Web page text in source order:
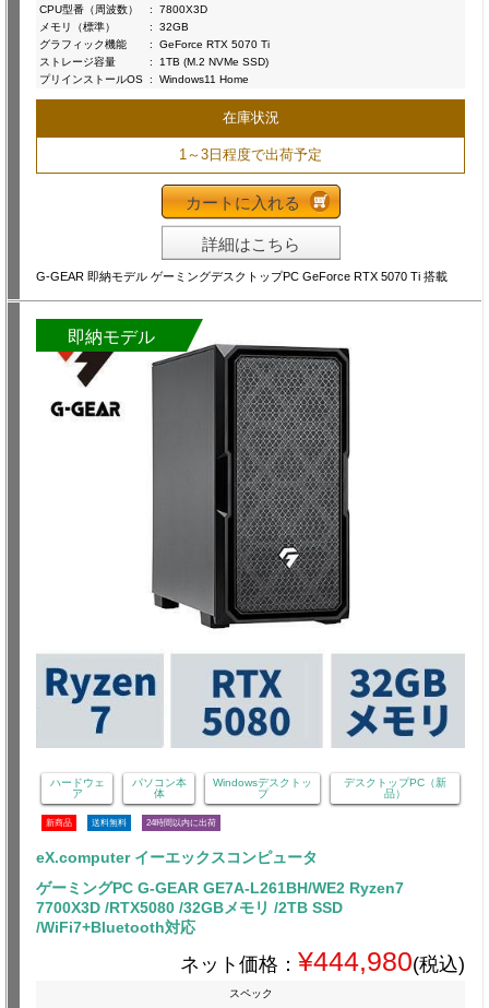
CPU型番（周波数）
:
7800X3D
メモリ（標準）
:
32GB
グラフィック機能
:
GeForce RTX 5070 Ti
ストレージ容量
:
1TB (M.2 NVMe SSD)
プリインストールOS : Windows11 Home
在庫状況
1～3日程度で出荷予定
カートに入れる
詳細はこちら
G-GEAR 即納モデル ゲーミングデスクトップPC GeForce RTX 5070 Ti 搭載
即納モデル
ハードウェ
ア
パソコン本
体
Windowsデスクトッ
プ
デスクトップPC（新
品）
新商品 送料無料 24時間以内に出荷
eX.computer イーエックスコンピュータ
ゲーミングPC G-GEAR GE7A-L261BH/WE2 Ryzen7
7700X3D /RTX5080 /32GBメモリ /2TB SSD
/WiFi7+Bluetooth対応
ネット価格： ¥444,980(税込)
スペック